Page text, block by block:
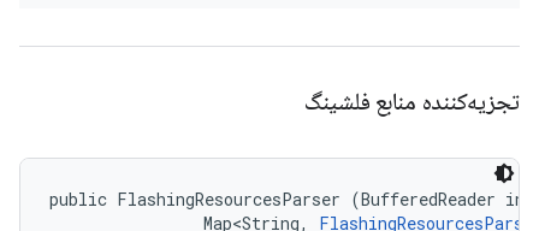
تجزیه‌کننده منابع فلشینگ
public FlashingResourcesParser (BufferedReader
                Map<String,